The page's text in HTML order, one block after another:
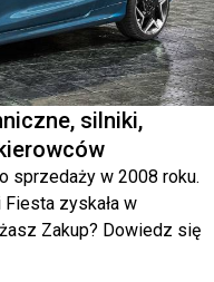
silniki,
sprzedaży w 2008 roku.
zyskała w
Zakup? Dowiedz się